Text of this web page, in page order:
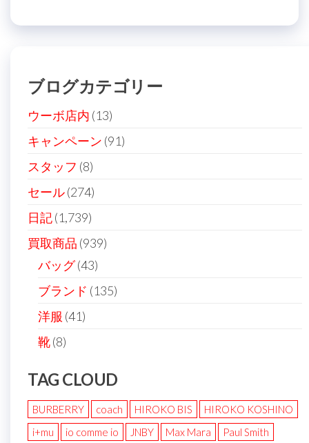
ビ
シ
ョ
ン
ブログカテゴリー
ウーボ店内 (13)
キャンペーン (91)
スタッフ (8)
セール(274)
日記(1,739)
買取商品 (939)
バッグ(43)
ブランド (135)
洋服 (41)
靴(8)
TAG CLOUD
BURBERRY coach HIROKO BIS
HIROKO KOSHINO
i+mu
io comme io JNBY Max Mara
Paul Smith